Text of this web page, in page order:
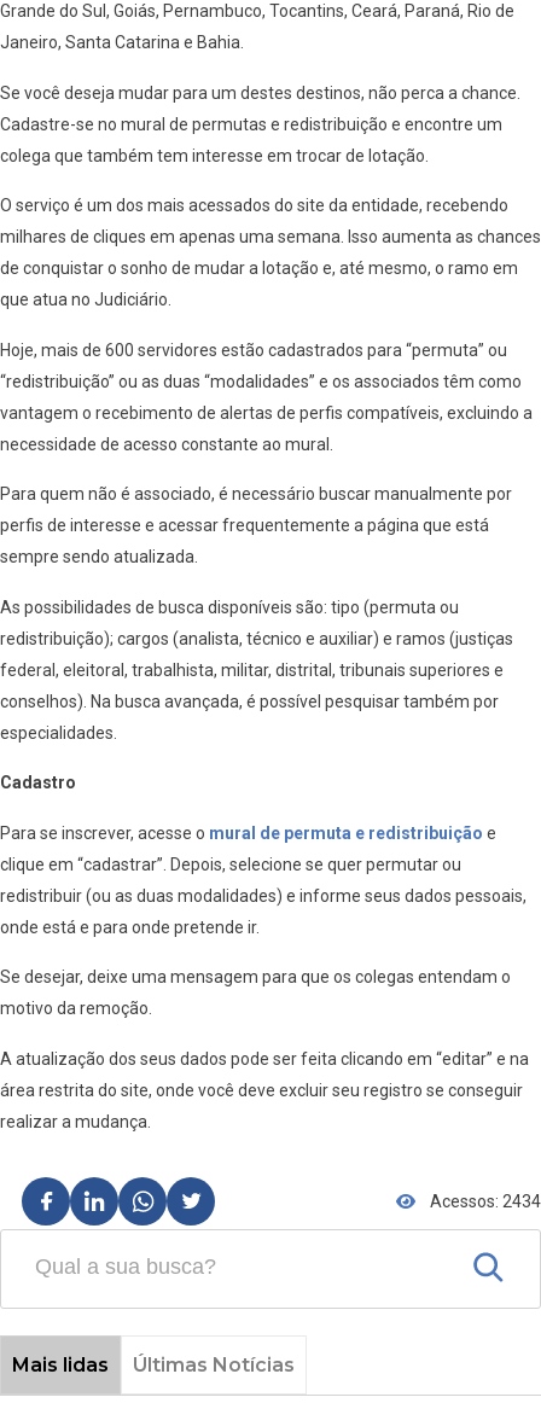
Grande do Sul, Goiás, Pernambuco, Tocantins, Ceará, Paraná, Rio de
Janeiro, Santa Catarina e Bahia.
Se você deseja mudar para um destes destinos, não perca a chance.
Cadastre-se no mural de permutas e redistribuição e encontre um
colega que também tem interesse em trocar de lotação.
O serviço é um dos mais acessados do site da entidade, recebendo
milhares de cliques em apenas uma semana. Isso aumenta as chances
de conquistar o sonho de mudar a lotação e, até mesmo, o ramo em
que atua no Judiciário.
Hoje, mais de 600 servidores estão cadastrados para “permuta” ou
“redistribuição” ou as duas “modalidades” e os associados têm como
vantagem o recebimento de alertas de perfis compatíveis, excluindo a
necessidade de acesso constante ao mural.
Para quem não é associado, é necessário buscar manualmente por
perfis de interesse e acessar frequentemente a página que está
sempre sendo atualizada.
As possibilidades de busca disponíveis são: tipo (permuta ou
redistribuição); cargos (analista, técnico e auxiliar) e ramos (justiças
federal, eleitoral, trabalhista, militar, distrital, tribunais superiores e
conselhos). Na busca avançada, é possível pesquisar também por
especialidades.
Cadastro
Para se inscrever, acesse o mural de permuta e redistribuição e
clique em “cadastrar”. Depois, selecione se quer permutar ou
redistribuir (ou as duas modalidades) e informe seus dados pessoais,
onde está e para onde pretende ir.
Se desejar, deixe uma mensagem para que os colegas entendam o
motivo da remoção.
A atualização dos seus dados pode ser feita clicando em “editar” e na
área restrita do site, onde você deve excluir seu registro se conseguir
realizar a mudança.
Acessos: 2434
Mais lidas Últimas Notícias